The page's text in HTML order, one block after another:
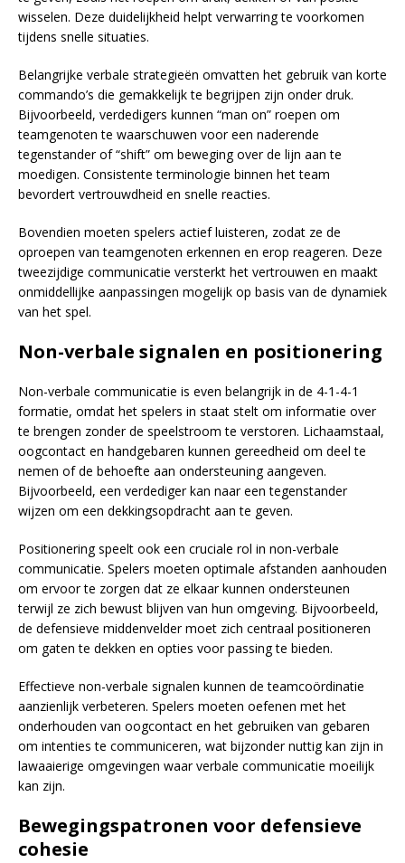
wisselen. Deze duidelijkheid helpt verwarring te voorkomen
tijdens snelle situaties.
Belangrijke verbale strategieën omvatten het gebruik van korte
commando’s die gemakkelijk te begrijpen zijn onder druk.
Bijvoorbeeld, verdedigers kunnen “man on” roepen om
teamgenoten te waarschuwen voor een naderende
tegenstander of “shift” om beweging over de lijn aan te
moedigen. Consistente terminologie binnen het team
bevordert vertrouwdheid en snelle reacties.
Bovendien moeten spelers actief luisteren, zodat ze de
oproepen van teamgenoten erkennen en erop reageren. Deze
tweezijdige communicatie versterkt het vertrouwen en maakt
onmiddellijke aanpassingen mogelijk op basis van de dynamiek
van het spel.
Non-verbale signalen en positionering
Non-verbale communicatie is even belangrijk in de 4-1-4-1
formatie, omdat het spelers in staat stelt om informatie over
te brengen zonder de speelstroom te verstoren. Lichaamstaal,
oogcontact en handgebaren kunnen gereedheid om deel te
nemen of de behoefte aan ondersteuning aangeven.
Bijvoorbeeld, een verdediger kan naar een tegenstander
wijzen om een dekkingsopdracht aan te geven.
Positionering speelt ook een cruciale rol in non-verbale
communicatie. Spelers moeten optimale afstanden aanhouden
om ervoor te zorgen dat ze elkaar kunnen ondersteunen
terwijl ze zich bewust blijven van hun omgeving. Bijvoorbeeld,
de defensieve middenvelder moet zich centraal positioneren
om gaten te dekken en opties voor passing te bieden.
Effectieve non-verbale signalen kunnen de teamcoördinatie
aanzienlijk verbeteren. Spelers moeten oefenen met het
onderhouden van oogcontact en het gebruiken van gebaren
om intenties te communiceren, wat bijzonder nuttig kan zijn in
lawaaierige omgevingen waar verbale communicatie moeilijk
kan zijn.
Bewegingspatronen voor defensieve
cohesie